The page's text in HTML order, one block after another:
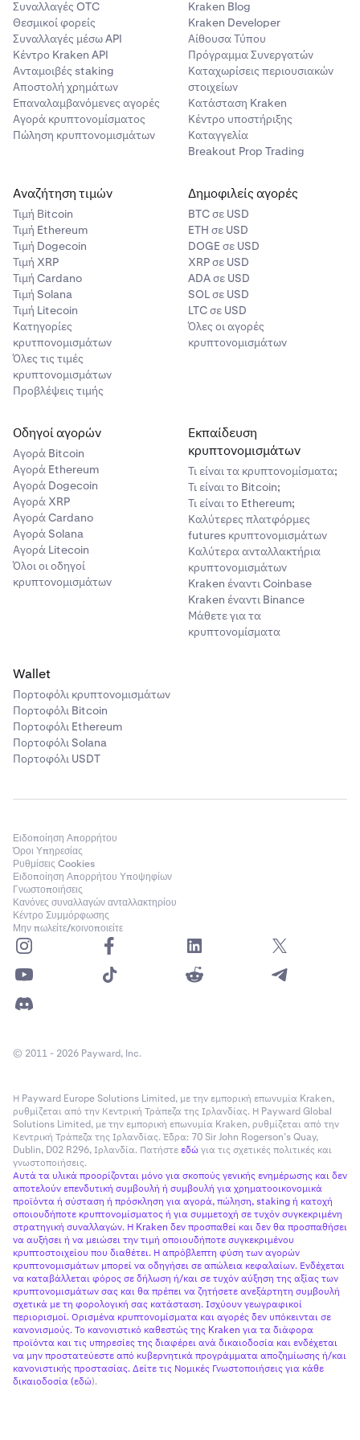
USD
• EUR
• GBP
• AUD
• CAD
• JPY
BTC
• ETH
• XRP
• LTC
• DOGE
• XLM
• USDT
• ADA
• XTZ
• LINK
• DAI
• PAXG
• USDC
• TRX
• DOT
• SOL
• AVAX
• SHIB
• FTM
• NEAR
• SUI
• PEPE
• TAO
• WIF
•
•
Νόμισμα Αναφοράς του ζεύγους που
εάνδενείναι νόμισμα εξασφάλισης
Εάν η ζημία είναι μεγαλύτερη από το υπόλοιπο των
νομισμάτων εξασφάλισής σας, άλλα κεφάλαια στον
λογαριασμό σας θα χρησιμοποιηθούν όπως απαιτείται.
Για παράδειγμα, υποθέστε ότι είχατε μια θέση με
μόχλευση σε ADA/BTC.
Η σειρά προτίμησης για την κάλυψη της ζημίας θα ήταν:
•
BTC, επειδή είναι το νόμισμα αναφοράς του ζεύγους
που διαπραγματεύεται·
•
Τα νομίσματα εξασφάλισης με την παραπάνω σειρά
προτίμησης· και
•
ADA, επειδή είναι το βασικό νόμισμα του ζεύγους που
διαπραγματεύεται και δεν είναι νόμισμα
εξασφάλισης.
ίδιοζεύγος νομισμάτων με την εντολή που άνοιξε τη spot
θέση με μόχλευση.
Ποσό
Για να κλείσετε πλήρως μια ανοιχτή spot θέση με
μόχλευση, εισαγάγετε το ίδιο Ποσό με την εντολή
ανοίγματος. Εάν εκτελέσετε μια εντολή συναλλαγής
κλεισίματος για μεγαλύτερο όγκο από τη spot θέση σας με
μόχλευση, ουσιαστικά θα δημιουργήσετε μια νέα spot
ονομάζεται «αναστροφή» της θέσης).
Λειτουργία «μηδενικού όγκου»
Για να κλείσετε τον πλήρη όγκο όλων των ανοιχτών
θέσεων για ένα συγκεκριμένο ζεύγος, μπορείτε να
εισαγάγετε '0' ως ποσό μιας εντολής συναλλαγής
κλεισίματος. Αυτό μπορεί να είναι χρήσιμο για να κλείσετε
όλες τις ανοιχτές spot θέσεις με μόχλευση για ένα
συγκεκριμένο ζεύγος με μία εντολή, για να κλείσετε spot
θέσεις για μια συγκεκριμένη αγορά κατά τη διάρκεια
περιόδων αστάθειας, όταν το μέγεθος της θέσης αλλάζει
συχνά, ή για να κλείσετε μικρούς εναπομείναντες όγκους
Συναλλαγές OTC
Θεσμικοί φορείς
Συναλλαγές μέσω API
Κέντρο Kraken API
Ανταμοιβές staking
Αποστολή χρημάτων
Επαναλαμβανόμενες αγορές
Αγορά κρυπτονομίσματος
Πώληση κρυπτονομισμάτων
Kraken Blog
Kraken Developer
Αίθουσα Τύπου
Πρόγραμμα Συνεργατών
Καταχωρίσεις περιουσιακών
στοιχείων
Κατάσταση Kraken
Κέντρο υποστήριξης
Καταγγελία
Breakout Prop Trading
Αναζήτηση τιμών
Τιμή Βitcoin
Τιμή Ethereum
Τιμή Dogecoin
Τιμή XRP
Τιμή Cardano
Τιμή Solana
Τιμή Litecoin
Κατηγορίες
κρυτπονομισμάτων
Όλες τις τιμές
κρυπτονομισμάτων
Προβλέψεις τιμής
Δημοφιλείς αγορές
BTC σε USD
ETH σε USD
DOGE σε USD
XRP σε USD
ADA σε USD
SOL σε USD
LTC σε USD
Όλες οι αγορές
κρυπτονομισμάτων
Οδηγοί αγορών
Αγορά Bitcoin
Αγορά Ethereum
Αγορά Dogecoin
Αγορά XRP
Αγορά Cardano
Αγορά Solana
Αγορά Litecoin
Όλοι οι οδηγοί
κρυπτονομισμάτων
Εκπαίδευση
κρυπτονομισμάτων
Τι είναι τα κρυπτονομίσματα;
Τι είναι το Bitcoin;
Τι είναι το Ethereum;
Καλύτερες πλατφόρμες
futures κρυπτονομισμάτων
Καλύτερα ανταλλακτήρια
κρυπτονομισμάτων
Kraken έναντι Coinbase
Kraken έναντι Binance
Μάθετε για τα
κρυπτονομίσματα
Wallet
Πορτοφόλι κρυπτονομισμάτων
Πορτοφόλι Bitcoin
Πορτοφόλι Ethereum
Πορτοφόλι Solana
Πορτοφόλι USDT
Ειδοποίηση Απορρήτου
Όροι Υπηρεσίας
Ρυθμίσεις Cookies
Ειδοποίηση Απορρήτου Υποψηφίων
Γνωστοποιήσεις
Κανόνες συναλλαγών ανταλλακτηρίου
Κέντρο Συμμόρφωσης
Μην πωλείτε/κοινοποιείτε
© 2011 - 2026 Payward, Inc.
Η Payward Europe Solutions Limited, με την εμπορική επωνυμία Kraken,
ρυθμίζεται από την Κεντρική Τράπεζα της Ιρλανδίας. Η Payward Global
Solutions Limited, με την εμπορική επωνυμία Kraken, ρυθμίζεται από την
Κεντρική Τράπεζα της Ιρλανδίας. Έδρα: 70 Sir John Rogerson’s Quay,
Dublin, D02 R296, Ιρλανδία. Πατήστεεδώγια τις σχετικές πολιτικές και
γνωστοποιήσεις.
Αυτά τα υλικά προορίζονται μόνο για σκοπούς γενικής ενημέρωσης και δεν
αποτελούν επενδυτική συμβουλή ή συμβουλή για χρηματοοικονομικά
προϊόντα ή σύσταση ή πρόσκληση για αγορά, πώληση, staking ή κατοχή
οποιουδήποτε κρυπτονομίσματος ή για συμμετοχή σε τυχόν συγκεκριμένη
στρατηγική συναλλαγών. Η Kraken δεν προσπαθεί και δεν θα προσπαθήσει
να αυξήσει ή να μειώσει την τιμή οποιουδήποτε συγκεκριμένου
κρυπτοστοιχείου που διαθέτει. Η απρόβλεπτη φύση των αγορών
κρυπτονομισμάτων μπορεί να οδηγήσει σε απώλεια κεφαλαίων. Ενδέχεται
να καταβάλλεται φόρος σε δήλωση ή/και σε τυχόν αύξηση της αξίας των
κρυπτονομισμάτων σας και θα πρέπει να ζητήσετε ανεξάρτητη συμβουλή
σχετικά με τη φορολογική σας κατάσταση. Ισχύουν γεωγραφικοί
περιορισμοί. Ορισμένα κρυπτονομίσματα και αγορές δεν υπόκεινται σε
κανονισμούς. Το κανονιστικό καθεστώς της Kraken για τα διάφορα
προϊόντα και τις υπηρεσίες της διαφέρει ανά δικαιοδοσία και ενδέχεται
να μην προστατεύεστε από κυβερνητικά προγράμματα αποζημίωσης ή/και
κανονιστικής προστασίας. Δείτε τις Νομικές Γνωστοποιήσεις για κάθε
δικαιοδοσία (εδώ).